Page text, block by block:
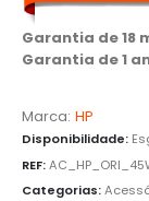
Garantia de 18
Garantia de 1
Marca: HP
Disponibilidade:
REF:
Categorias: